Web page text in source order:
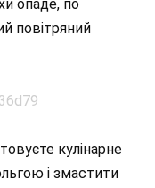
опаде, по
повітряний
кулінарне
і змастити